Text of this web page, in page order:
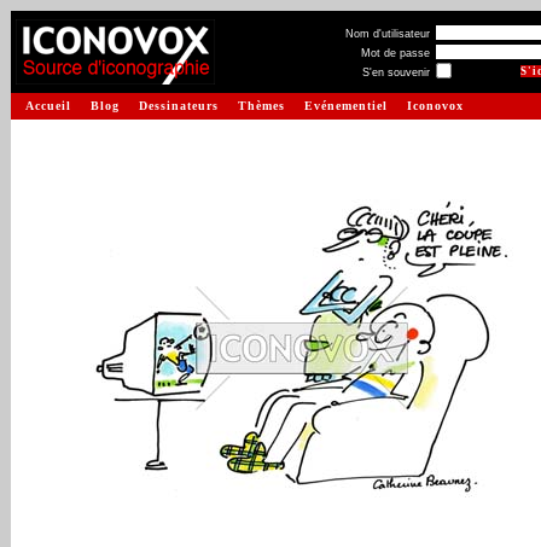
Nom d'utilisateur
Mot de passe
S'en souvenir
Accueil Blog Dessinateurs Thèmes Evénementiel Iconovox